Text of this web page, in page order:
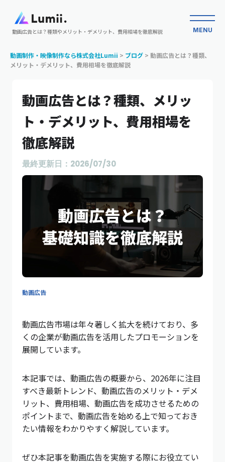
動画広告とは？種類やメリット・デメリット、費用相場を徹底解説 MENU
動画制作・映像制作なら株式会社Lumii > ブログ > 動画広告とは？種類、
メリット・デメリット、費用相場を徹底解説
動画広告とは？種類、メリッ
ト・デメリット、費用相場を
徹底解説
最終更新日：2026/07/30
動画広告
動画広告市場は年々著しく拡大を続けており、多
くの企業が動画広告を活用したプロモーションを
展開しています。
本記事では、動画広告の概要から、2026年に注目
すべき最新トレンド、動画広告のメリット・デメ
リット、費用相場、動画広告を成功させるための
ポイントまで、動画広告を始める上で知っておき
たい情報をわかりやすく解説しています。
ぜひ本記事を動画広告を実施する際にお役立てい